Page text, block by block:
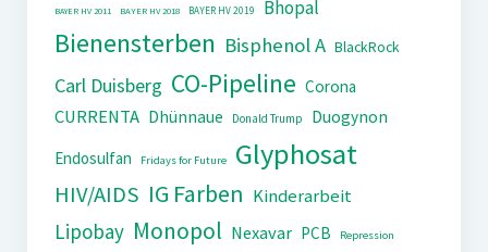
BAYER HV 2011 BAYER HV 2018 BAYER HV 2019 Bhopal
Bienensterben Bisphenol A BlackRock
Carl Duisberg CO-Pipeline Corona
CURRENTA Dhünnaue Donald Trump
Duogynon
Endosulfan
Fridays for Future Glyphosat
HIV/AIDS IG Farben Kinderarbeit
Lipobay Monopol Nexavar PCB Repression